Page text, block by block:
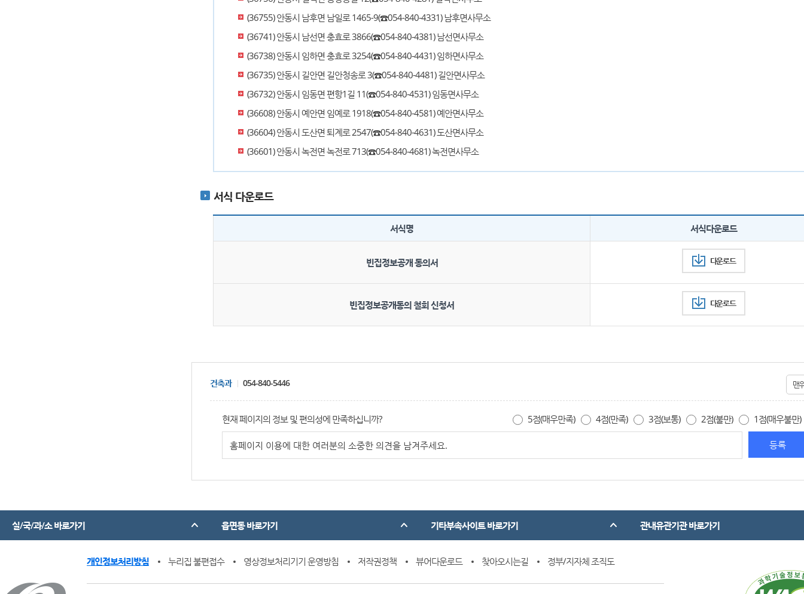
(36755) 안동시 남후면 남일로 1465-9(☎054-840-4331) 남후면사무소
(36741) 안동시 남선면 충효로 3866(☎054-840-4381) 남선면사무소
(36738) 안동시 임하면 충효로 3254(☎054-840-4431) 임하면사무소
(36735) 안동시 길안면 길안청송로 3(☎054-840-4481) 길안면사무소
(36732) 안동시 임동면 편항1길 11(☎054-840-4531) 임동면사무소
(36608) 안동시 예안면 임예로 1918(☎054-840-4581) 예안면사무소
(36604) 안동시 도산면 퇴계로 2547(☎054-840-4631) 도산면사무소
(36601) 안동시 녹전면 녹전로 713(☎054-840-4681) 녹전면사무소
서식 다운로드
서식명 서식다운로드
빈집정보공개 동의서 다운로드
빈집정보공개동의 철회 신청서 다운로드
건축과 054-840-5446 맨
현재 페이지의 정보 및 편의성에 만족하십니까? 5점(매우만족) 4점(만족) 3점(보통) 2점(불만) 1점(매우불만)
실/국/과/소 바로가기 읍면동 바로가기 기타부속사이트 바로가기 관내유관기관 바로가기
개인정보처리방침 누리집 불편접수 영상정보처리기기 운영방침 저작권정책 뷰어다운로드 찾아오시는길 정부/지자체 조직도